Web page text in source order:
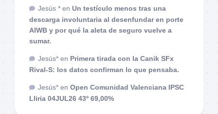
Jesús * en Un testículo menos tras una
descarga involuntaria al desenfundar en porte
AIWB y por qué la aleta de seguro vuelve a
sumar.
Jesús* en Primera tirada con la Canik SFx
Rival-S: los datos confirman lo que pensaba.
Jesús* en Open Comunidad Valenciana IPSC
Lliria 04JUL26 43º 69,00%